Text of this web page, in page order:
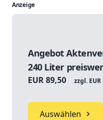
Anzeige
Angebot
240 Liter
EUR 89,50 zzgl.
Auswählen